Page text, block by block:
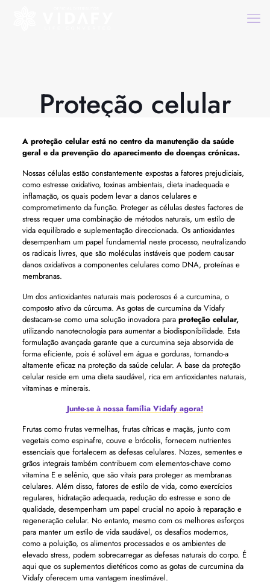
Proteção celular
A proteção celularestá no centro da manutenção da saúde
geral e da prevenção do aparecimento de doenças crónicas.
Nossas células estão constantemente expostas a fatores prejudiciais,
como estresse oxidativo, toxinas ambientais, dieta inadequada e
inflamação, os quais podem levar a danos celulares e
comprometimento da função. Proteger as células destes factores de
stress requer uma combinação de métodos naturais, um estilo de
vida equilibrado e suplementação direccionada. Os antioxidantes
desempenham um papel fundamental neste processo, neutralizando
os radicais livres, que são moléculas instáveis ​​que podem causar
danos oxidativos a componentes celulares como DNA, proteínas e
membranas.
Um dos antioxidantes naturais mais poderosos é a curcumina, o
composto ativo da cúrcuma. As gotas de curcumina da Vidafy
destacam-se como uma solução inovadora para proteção celular,
utilizando nanotecnologia para aumentar a biodisponibilidade. Esta
formulação avançada garante que a curcumina seja absorvida de
forma eficiente, pois é solúvel em água e gorduras, tornando-a
altamente eficaz na proteção da saúde celular. A base da proteção
celular reside em uma dieta saudável, rica em antioxidantes naturais,
vitaminas e minerais.
Junte-se à nossa família Vidafy agora!
Frutas como frutas vermelhas, frutas cítricas e maçãs, junto com
vegetais como espinafre, couve e brócolis, fornecem nutrientes
essenciais que fortalecem as defesas celulares. Nozes, sementes e
grãos integrais também contribuem com elementos-chave como
vitamina E e selênio, que são vitais para proteger as membranas
celulares. Além disso, fatores de estilo de vida, como exercícios
regulares, hidratação adequada, redução do estresse e sono de
qualidade, desempenham um papel crucial no apoio à reparação e
regeneração celular. No entanto, mesmo com os melhores esforços
para manter um estilo de vida saudável, os desafios modernos,
como a poluição, os alimentos processados ​​e os ambientes de
elevado stress, podem sobrecarregar as defesas naturais do corpo. É
aqui que os suplementos dietéticos como as gotas de curcumina da
Vidafy oferecem uma vantagem inestimável.